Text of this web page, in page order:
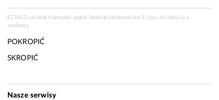
ECTACO słownik francusko-polski Słowniki elektroniczne Ectaco do nabycia u
wydawcy
POKROPIĆ
SKROPIĆ
Nasze serwisy